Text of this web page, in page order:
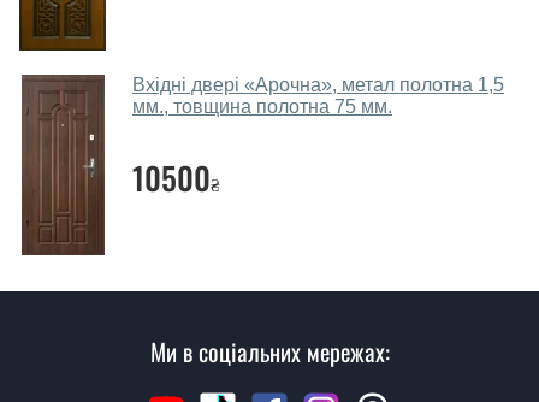
відвідуючи наш офіс.
Виклик замірника-консультанта коштує 450 грн.
Ви робите установку вхідних дверей?
згідно з чергою, у всі дні крім неділі.
Вартість встановлення дверей Далас - від 1600 грн.
Вхідні двері «Арочна», метал полотна 1,5
мм., товщина полотна 75 мм.
10500₴
Ми в соціальних мережах: